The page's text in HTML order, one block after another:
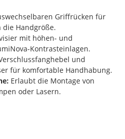
Griffrücken für
die Handgröße.
mit höhen- und
Kontrasteinlagen.
und
für komfortable Handhabung.
Erlaubt die Montage von
oder Lasern.